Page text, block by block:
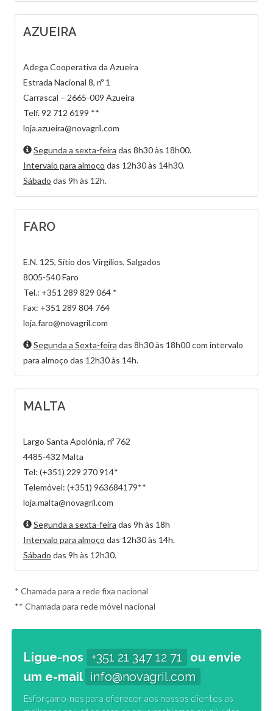
AZUEIRA
Adega Cooperativa da Azueira
Estrada Nacional 8, nº 1
Carrascal – 2665-009 Azueira
Telf. 92 712 6199 **
loja.azueira@novagril.com
Segunda a sexta-feira das 8h30 às 18h00.
Intervalo para almoço das 12h30 às 14h30.
Sábado das 9h às 12h.
FARO
E.N. 125, Sítio dos Virgílios, Salgados
8005-540 Faro
Tel.: +351 289 829 064 *
Fax: +351 289 804 764
loja.faro@novagril.com
Segunda a Sexta-feira das 8h30 às 18h00 com intervalo
para almoço das 12h30 às 14h.
MALTA
Largo Santa Apolónia, nº 762
4485-432 Malta
Tel: (+351) 229 270 914*
Telemóvel: (+351) 963684179**
loja.malta@novagril.com
Segunda a sexta-feira das 9h às 18h
Intervalo para almoço das 12h30 às 14h.
Sábado das 9h às 12h30.
* Chamada para a rede fixa nacional
** Chamada para rede móvel nacional
Ligue-nos +351 21 347 12 71
ou envie
um e-mail info@novagril.com
Esforçamo-nos para oferecer aos nossos clientes as